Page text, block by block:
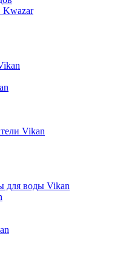
Kwazar
Vikan
для воды Vikan